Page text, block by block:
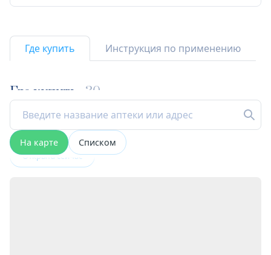
Где купить Инструкция по применению
Где купить 30
На карте Списком
Открыта сейчас